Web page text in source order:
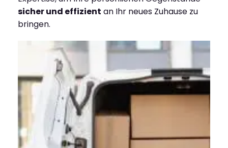
sicher und effizient an Ihr neues Zuhause zu
bringen.